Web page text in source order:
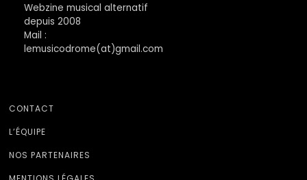
Webzine musical alternatif
depuis 2008
Mail :
lemusicodrome(at)gmail.com
CONTACT
L’ÉQUIPE
NOS PARTENAIRES